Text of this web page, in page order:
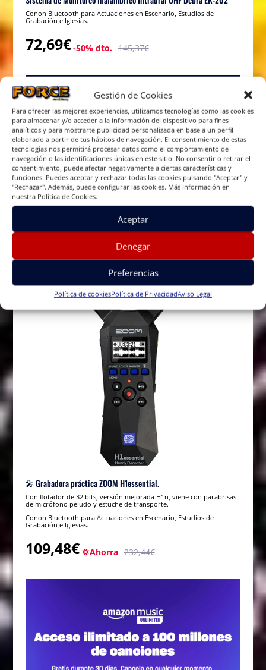
Gestión de Cookies
Para ofrecer las mejores experiencias, utilizamos tecnologías como las cookies
para almacenar y/o acceder a la información del dispositivo para fines
analíticos y para mostrarte publicidad personalizada en base a un perfil
elaborado a partir de tus hábitos de navegación. El consentimiento de estas
tecnologías nos permitirá procesar datos como el comportamiento de
navegación o las identificaciones únicas en este sitio. No consentir o retirar el
consentimiento, puede afectar negativamente a ciertas características y
funciones. Puedes aceptar y rechazar todas las cookies pulsando "Aceptar" y
"Rechazar". Además, puede configurar las cookies. Más información en
nuestra Política de Cookies.
Aceptar
Denegar
Preferencias
Política de cookiesPolítica de PrivacidadAviso Legal
Conon Bluetooth para Actuaciones en Escenario, Estudios de
Grabación e Iglesias.
72,69€-50% dto. 145,37€
MAGIK (Martin Music)
Reproductor
de
vídeo
🎤 Grabadora práctica ZOOM H1essential.
Con flotador de 32 bits, versión mejorada H1n, viene con parabrisas
de micrófono peludo y estuche de transporte.
Conon Bluetooth para Actuaciones en Escenario, Estudios de
Grabación e Iglesias.
109,48€ 💢Ahorra 232,44€